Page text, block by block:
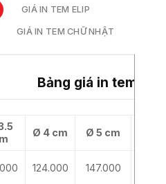
GIÁ IN TEM ELIP
GIÁ IN TEM CHỮ NHẬT
Bảng giá in tem
Ø 4 cm Ø 5 cm
124.000 147.000